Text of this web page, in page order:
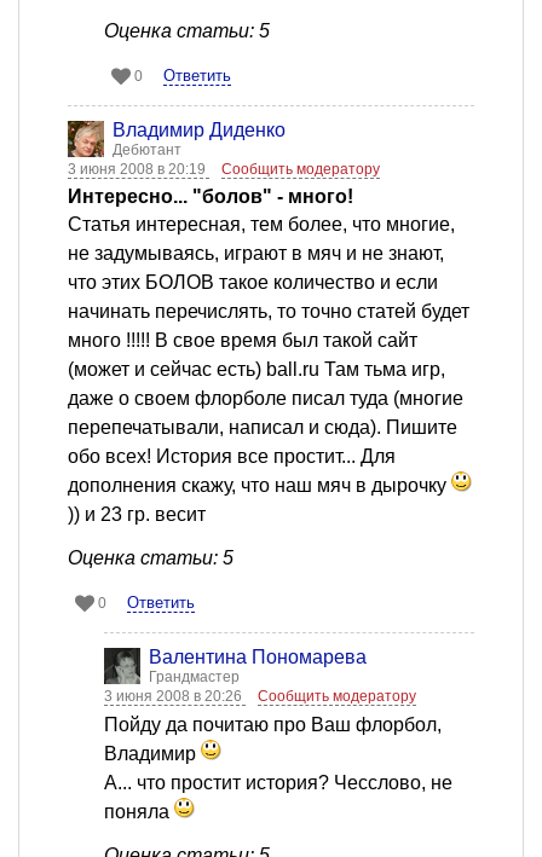
Оценка статьи: 5
0 Ответить
Владимир Диденко
Дебютант
3 июня 2008 в 20:19
Сообщить модератору
Интересно... "болов" - много!
Статья интересная, тем более, что многие,
не задумываясь, играют в мяч и не знают,
что этих БОЛОВ такое количество и если
начинать перечислять, то точно статей будет
много !!!!! В свое время был такой сайт
(может и сейчас есть) ball.ru Там тьма игр,
даже о своем флорболе писал туда (многие
перепечатывали, написал и сюда). Пишите
обо всех! История все простит... Для
дополнения скажу, что наш мяч в дырочку
)) и 23 гр. весит
Оценка статьи: 5
0 Ответить
Валентина Пономарева
Грандмастер
3 июня 2008 в 20:26
Сообщить модератору
Пойду да почитаю про Ваш флорбол,
Владимир
А... что простит история? Чесслово, не
поняла